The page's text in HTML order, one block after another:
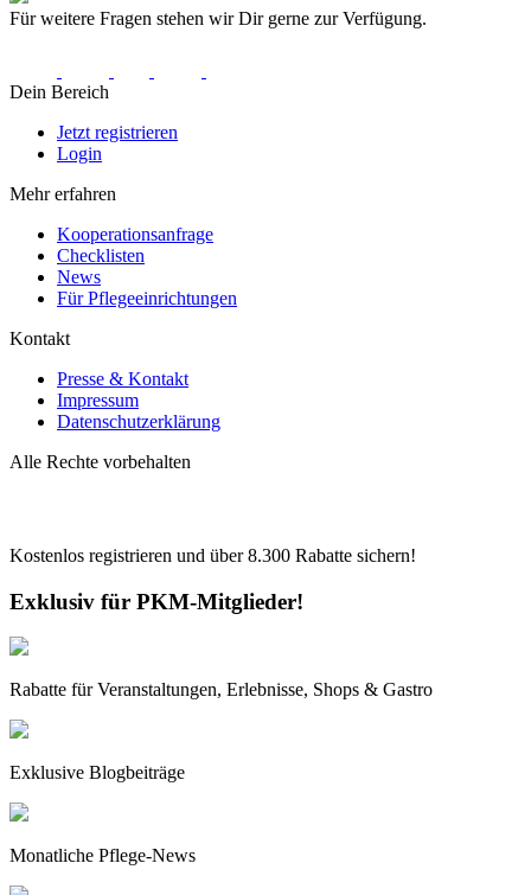
Für weitere Fragen stehen wir Dir gerne zur Verfügung.
Dein Bereich
Jetzt registrieren
Login
Mehr erfahren
Kooperationsanfrage
Checklisten
News
Für Pflegeeinrichtungen
Kontakt
Presse & Kontakt
Impressum
Datenschutzerklärung
Alle Rechte vorbehalten
Kostenlos registrieren und über8.300 Rabatte sichern!
Exklusiv für PKM-Mitglieder!
Rabatte für Veranstaltungen, Erlebnisse, Shops & Gastro
Exklusive Blogbeiträge
Monatliche Pflege-News